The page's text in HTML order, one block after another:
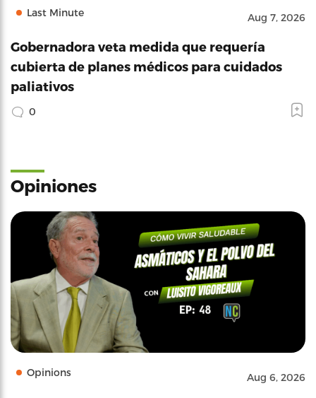
Last Minute Aug 7, 2026
Gobernadora veta medida que requería
cubierta de planes médicos para cuidados
paliativos
0
Opiniones
Opinions Aug 6, 2026